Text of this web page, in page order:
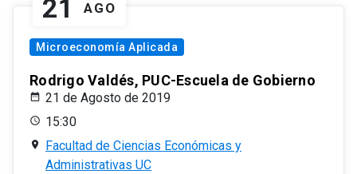
21 AGO
Microeconomía Aplicada
Rodrigo Valdés, PUC-Escuela de Gobierno
21 de Agosto de 2019
15:30
Facultad de Ciencias Económicas y
Administrativas UC